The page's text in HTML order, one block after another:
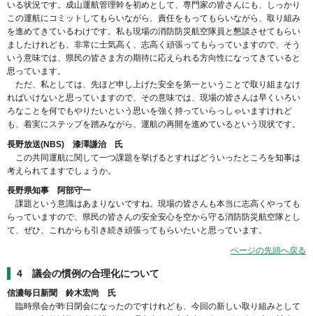
いる状況です。成山運航管理幹を初めとして、専門家の皆さんにも、しっかり
この運航にコミットしてもらいながら、責任をもってもらいながら、取り組み
を進めてきているわけです。私も現場の消防防災航空隊員と懇談させてもらい
ましたけれども、非常に士気高く、志高く頑張ってもらっていますので、そう
いう意味では、県民の皆さま方の期待に応えられる方向性になってきていると
思っています。
ただ、私としては、先ほど申し上げた安全を第一ということで取り組まなけ
ればいけないと思っていますので、その意味では、現場の皆さんは早くいろい
ろなことを何でもやりたいという思いを強く持っていらっしゃいますけれど
も、着実にステップを踏みながら、運航の再開を進めているという現状です。
長野放送(NBS) 漆澤謙治 氏
この共同運航に関して一つ課題を挙げるとすればどういったところを知事は
考えられてますでしょうか。
長野県知事 阿部守一
課題という意識はあまりないですね。現場の皆さんも本当に志高くやっても
らっていますので、県民の皆さんの安全安心を空から守る消防防災航空隊とし
て、ぜひ、これからも引き続き頑張ってもらいたいと思っています。
ページの先頭へ戻る
4 議会の慣例の合理化について
信濃毎日新聞 鈴木宏尚 氏
臨時県会が昨日閉会になったのですけれども、今回の新しい取り組みとして